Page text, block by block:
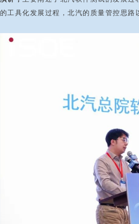
的工具化发展过程，北汽的质量管控思